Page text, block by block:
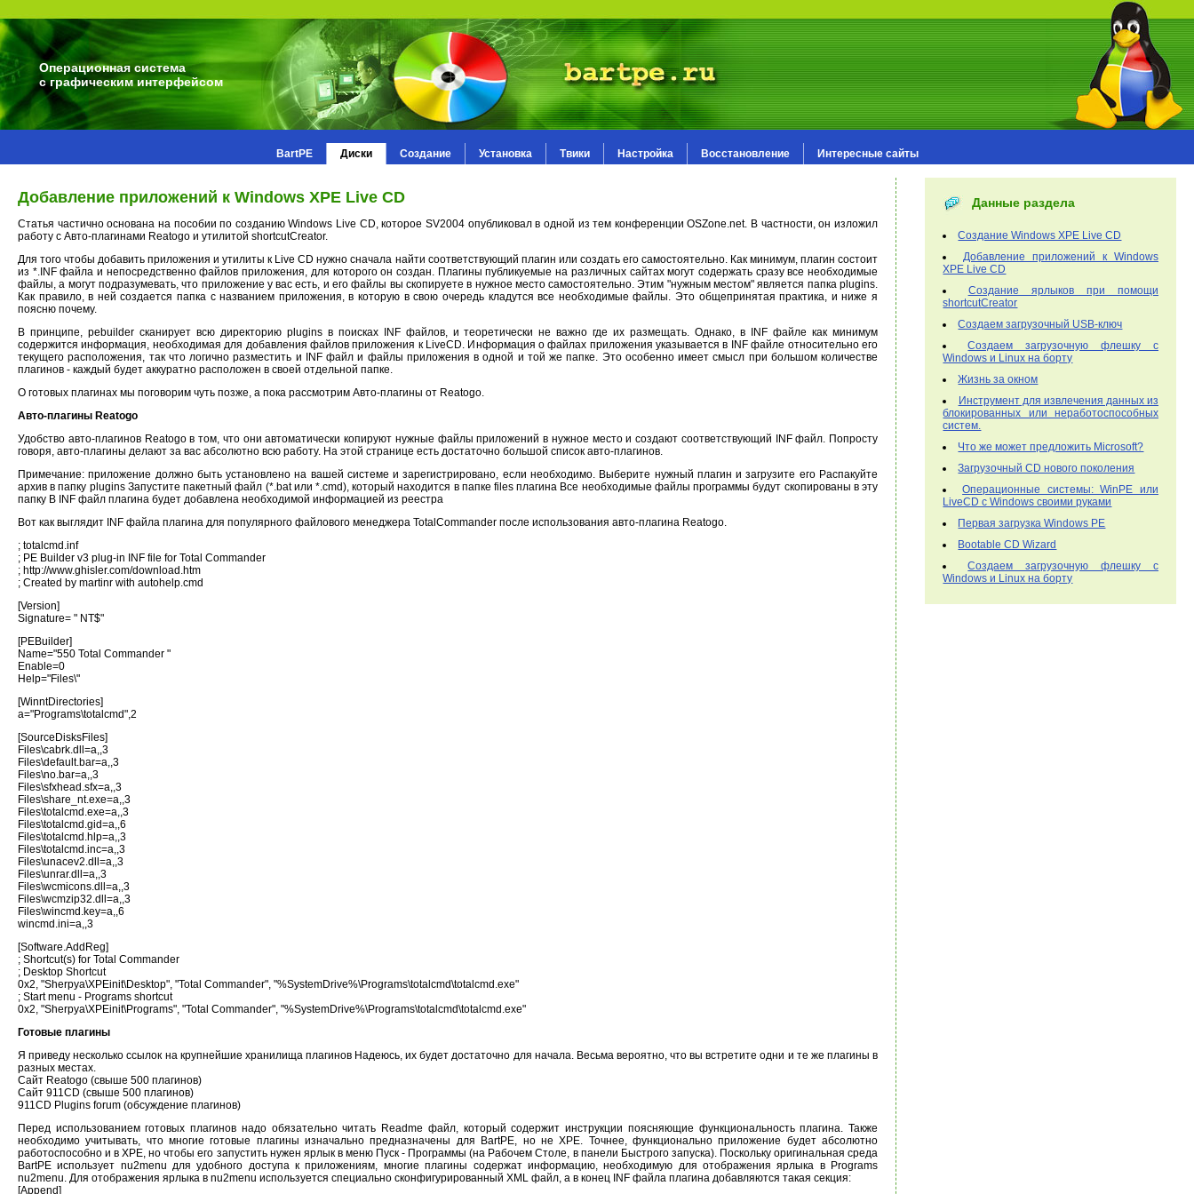
Операционная система
с графическим интерфейсом
BartPE Диски Создание Установка Твики Настройка Восстановление Интересные сайты
Добавление приложений к Windows XPE Live CD
Статья частично основана на пособии по созданию Windows Live CD, которое SV2004 опубликовал в одной из тем конференции OSZone.net. В частности, он изложил
работу с Авто-плагинами Reatogo и утилитой shortcutCreator.
Для того чтобы добавить приложения и утилиты к Live CD нужно сначала найти соответствующий плагин или создать его самостоятельно. Как минимум, плагин состоит
из *.INF файла и непосредственно файлов приложения, для которого он создан. Плагины публикуемые на различных сайтах могут содержать сразу все необходимые
файлы, а могут подразумевать, что приложение у вас есть, и его файлы вы скопируете в нужное место самостоятельно. Этим "нужным местом" является папка plugins.
Как правило, в ней создается папка с названием приложения, в которую в свою очередь кладутся все необходимые файлы. Это общепринятая практика, и ниже я
поясню почему.
В принципе, pebuilder сканирует всю директорию plugins в поисках INF файлов, и теоретически не важно где их размещать. Однако, в INF файле как минимум
содержится информация, необходимая для добавления файлов приложения к LiveCD. Информация о файлах приложения указывается в INF файле относительно его
текущего расположения, так что логично разместить и INF файл и файлы приложения в одной и той же папке. Это особенно имеет смысл при большом количестве
плагинов - каждый будет аккуратно расположен в своей отдельной папке.
О готовых плагинах мы поговорим чуть позже, а пока рассмотрим Авто-плагины от Reatogo.
Aвто-плагины Reatogo
Удобство авто-плагинов Reatogo в том, что они автоматически копируют нужные файлы приложений в нужное место и создают соответствующий INF файл. Попросту
говоря, авто-плагины делают за вас абсолютно всю работу. На этой странице есть достаточно большой список авто-плагинов.
Примечание: приложение должно быть установлено на вашей системе и зарегистрировано, если необходимо. Выберите нужный плагин и загрузите его Распакуйте
архив в папку plugins Запустите пакетный файл (*.bat или *.cmd), который находится в папке files плагина Все необходимые файлы программы будут скопированы в эту
папку В INF файл плагина будет добавленa необходимой информацией из реестра
Вот как выглядит INF файла плагина для популярного файлового менеджера TotalCommander после использования авто-плагина Reatogo.
; totalcmd.inf
; PE Builder v3 plug-in INF file for Total Commander
; http://www.ghisler.com/download.htm
; Created by martinr with autohelp.cmd
[Version]
Signature= " NT$"
[PEBuilder]
Name="550 Total Commander "
Enable=0
Help="Files\"
[WinntDirectories]
a="Programs\totalcmd",2
[SourceDisksFiles]
Files\cabrk.dll=a,,3
Files\default.bar=a,,3
Files\no.bar=a,,3
Files\sfxhead.sfx=a,,3
Files\share_nt.exe=a,,3
Files\totalcmd.exe=a,,3
Files\totalcmd.gid=a,,6
Files\totalcmd.hlp=a,,3
Files\totalcmd.inc=a,,3
Files\unacev2.dll=a,,3
Files\unrar.dll=a,,3
Files\wcmicons.dll=a,,3
Files\wcmzip32.dll=a,,3
Files\wincmd.key=a,,6
wincmd.ini=a,,3
[Software.AddReg]
; Shortcut(s) for Total Commander
; Desktop Shortcut
0x2, "Sherpya\XPEinit\Desktop", "Total Commander", "%SystemDrive%\Programs\totalcmd\totalcmd.exe"
; Start menu - Programs shortcut
0x2, "Sherpya\XPEinit\Programs", "Total Commander", "%SystemDrive%\Programs\totalcmd\totalcmd.exe"
Готовые плагины
Я приведу несколько ссылок на крупнейшие хранилища плагинов Надеюсь, их будет достаточно для начала. Весьма вероятно, что вы встретите одни и те же плагины в
разных местах.
Сайт Reatogo (свыше 500 плагинов)
Сайт 911CD (свыше 500 плагинов)
911CD Plugins forum (обсуждение плагинов)
Перед использованием готовых плагинов надо обязательно читать Readme файл, который содержит инструкции поясняющие функциональность плагина. Также
необходимо учитывать, что многие готовые плагины изначально предназначены для BartPE, но не XPE. Точнее, функционально приложение будет абсолютно
работоспособно и в XPE, но чтобы его запустить нужен ярлык в меню Пуск - Программы (на Рабочем Столе, в панели Быстрого запуска). Поскольку оригинальная среда
BartPE использует nu2menu для удобного доступа к приложениям, многие плагины содержат информацию, необходимую для отображения ярлыка в Programs
nu2menu. Для отображения ярлыка в nu2menu используется специально сконфигурированный XML файл, а в конец INF файла плагина добавляются такая секция:
[Append]
Данные раздела
Создание Windows XPE Live CD
Добавление приложений к Windows
XPE Live CD
Создание ярлыков при помощи
shortcutCreator
Создаем загрузочный USB-ключ
Создаем загрузочную флешку с
Windows и Linux на борту
Жизнь за окном
Инструмент для извлечения данных из
блокированных или неработоспособных
систем.
Что же может предложить Microsoft?
Загрузочный CD нового поколения
Операционные системы: WinPE или
LiveCD с Windows своими руками
Первая загрузка Windows PE
Bootable CD Wizard
Создаем загрузочную флешку с
Windows и Linux на борту